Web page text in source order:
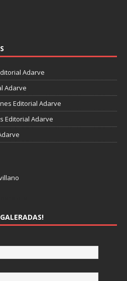
Adarve
Adarve
Editorial Adarve
Editorial Adarve